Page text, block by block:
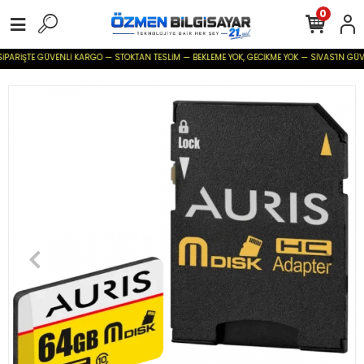
GÜVENLİ KARGO — STOKTAN TESLİM — BEKLEME YOK, GECİKME YOK — SİVAS'IN
0